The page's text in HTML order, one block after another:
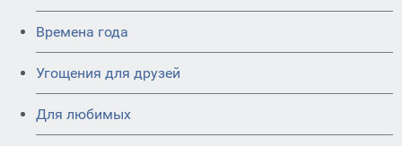
Времена года
Угощения для друзей
Для любимых